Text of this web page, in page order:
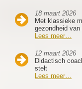
18 maart 2026
Met klassieke
gezondheid van
Lees meer…
12 maart 2026
Didactisch
stelt
Lees meer…